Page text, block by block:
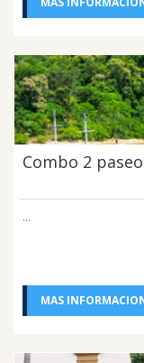
Combo 2
...
MAS